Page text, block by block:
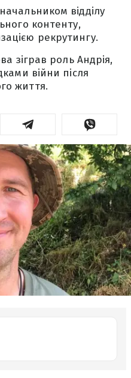
відділу
контенту,
рекрутингу.
зіграв роль Андрія,
війни після
життя.